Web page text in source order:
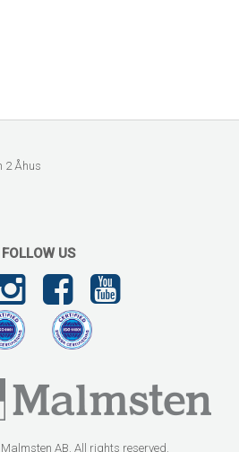
2 Åhus
FOLLOW US
AB. All rights reserved.